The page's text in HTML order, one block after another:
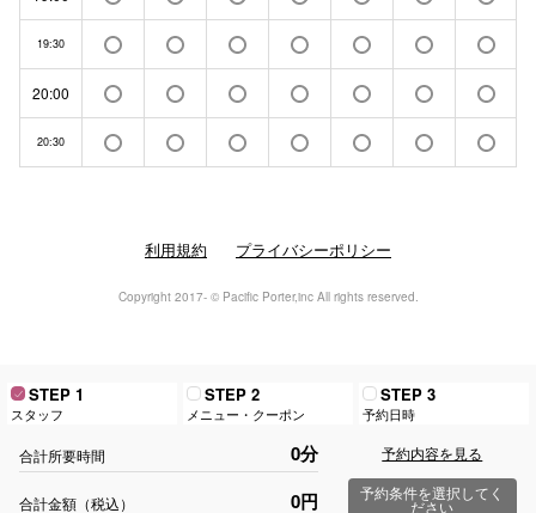
19:30
20:00
20:30
STEP 1
スタッフ
STEP 2
メニュー・クーポン
STEP 3
予約日時
合計所要時間 0分
合計金額（税込） 0円
予約内容を見る
予約条件を選択してく
ださい
利用規約 プライバシーポリシー
Copyright 2017- © Pacific Porter,inc All rights reserved.